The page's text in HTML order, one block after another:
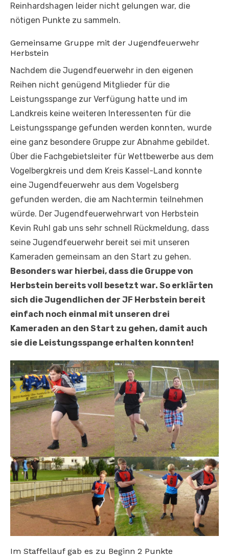
Reinhardshagen leider nicht gelungen war, die
nötigen Punkte zu sammeln.
Gemeinsame Gruppe mit der Jugendfeuerwehr
Herbstein
Nachdem die Jugendfeuerwehr in den eigenen
Reihen nicht genügend Mitglieder für die
Leistungsspange zur Verfügung hatte und im
Landkreis keine weiteren Interessenten für die
Leistungsspange gefunden werden konnten, wurde
eine ganz besondere Gruppe zur Abnahme gebildet.
Über die Fachgebietsleiter für Wettbewerbe aus dem
Vogelbergkreis und dem Kreis Kassel-Land konnte
eine Jugendfeuerwehr aus dem Vogelsberg
gefunden werden, die am Nachtermin teilnehmen
würde. Der Jugendfeuerwehrwart von Herbstein
Kevin Ruhl gab uns sehr schnell Rückmeldung, dass
seine Jugendfeuerwehr bereit sei mit unseren
Kameraden gemeinsam an den Start zu gehen.
Besonders war hierbei, dass die Gruppe von
Herbstein bereits voll besetzt war. So erklärten
sich die Jugendlichen der JF Herbstein bereit
einfach noch einmal mit unseren drei
Kameraden an den Start zu gehen, damit auch
sie die Leistungsspange erhalten konnten!
Im Staffellauf gab es zu Beginn 2 Punkte